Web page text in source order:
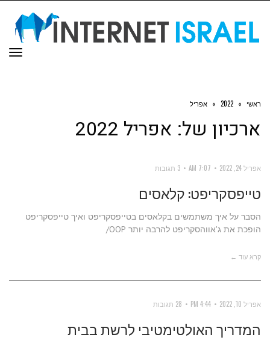
ראשי »
2022
» אפריל
ארכיון של: אפריל 2022
אפריל 24, 2022 7:07 AM 3 תגובות
טייפסקריפט: קלאסים
הסבר על איך משתמשים בקלאסים בטייפסקריפט ואיך טייפסקריפט
הופכת את ג'אווהסקריפט להרבה יותר OOP/
קרא עוד ←
אפריל 10, 2022 4:44 PM 28 תגובות
המדריך האולטימטיבי לרשת בבית